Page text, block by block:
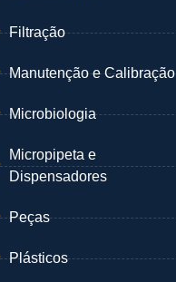
Filtração
Manutenção e Calibração
Microbiologia
Micropipeta e
Dispensadores
Peças
Plásticos